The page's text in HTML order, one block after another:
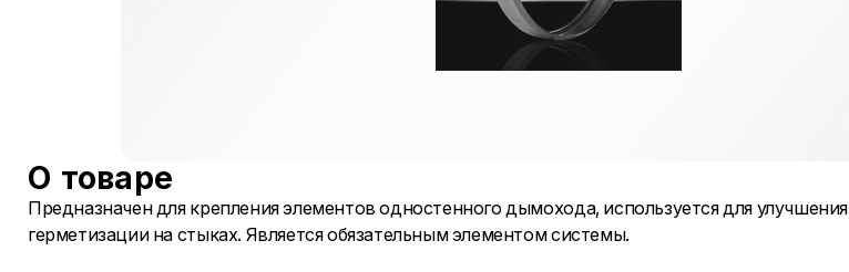
О товаре
Предназначен для крепления элементов одностенного дымохода, используется для улучшения
герметизации на стыках. Является обязательным элементом системы.